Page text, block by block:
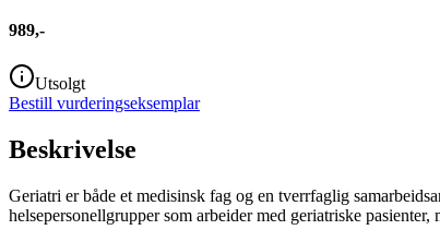
989,-
Utsolgt
Bestill vurderingseksemplar
Beskrivelse
Geriatri er både et medisinsk fag og en tverrfaglig
helsepersonellgrupper som arbeider med geriatriske